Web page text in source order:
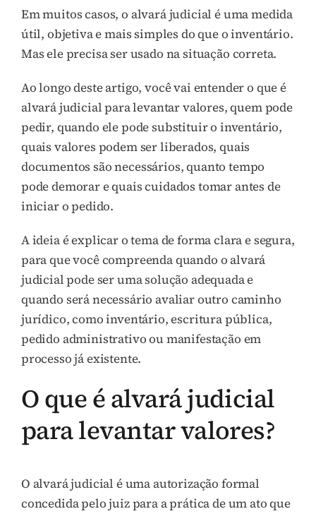
Em muitos casos, o alvará judicial é uma medida
útil, objetiva e mais simples do que o inventário.
Mas ele precisa ser usado na situação correta.
Ao longo deste artigo, você vai entender o que é
alvará judicial para levantar valores, quem pode
pedir, quando ele pode substituir o inventário,
quais valores podem ser liberados, quais
documentos são necessários, quanto tempo
pode demorar e quais cuidados tomar antes de
iniciar o pedido.
A ideia é explicar o tema de forma clara e segura,
para que você compreenda quando o alvará
judicial pode ser uma solução adequada e
quando será necessário avaliar outro caminho
jurídico, como inventário, escritura pública,
pedido administrativo ou manifestação em
processo já existente.
O que é alvará judicial
para levantar valores?
O alvará judicial é uma autorização formal
concedida pelo juiz para a prática de um ato que